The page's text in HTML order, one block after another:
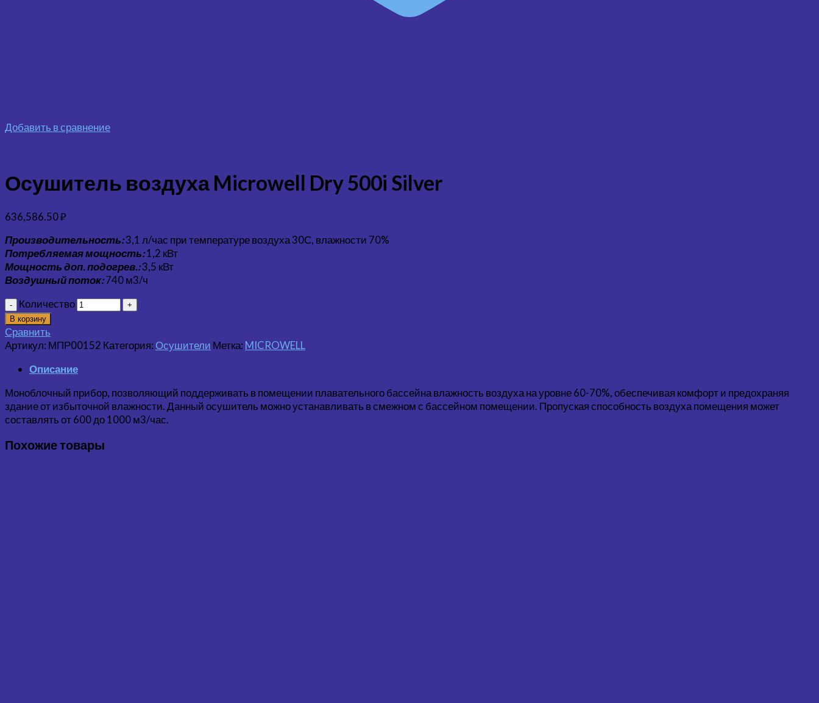
Добавить в сравнение
Осушитель воздуха Microwell Dry 500i Silver
636,586.50₽
Производительность:3,1 л/час при температуре воздуха 30С, влажности 70%
Потребляемая мощность:1,2 кВт
Мощность доп. подогрев.:3,5 кВт
Воздушный поток:740 м3/ч
Количество
В корзину
Сравнить
Артикул: МПР00152 Категория: Осушители Метка: MICROWELL
Описание
Моноблочный прибор, позволяющий поддерживать в помещении плавательного бассейна влажность воздуха на уровне 60-70%, обеспечивая комфорт и предохраняя
здание от избыточной влажности. Данный осушитель можно устанавливать в смежном с бассейном помещении. Пропуская способность воздуха помещения может
составлять от 600 до 1000 м3/час.
Похожие товары